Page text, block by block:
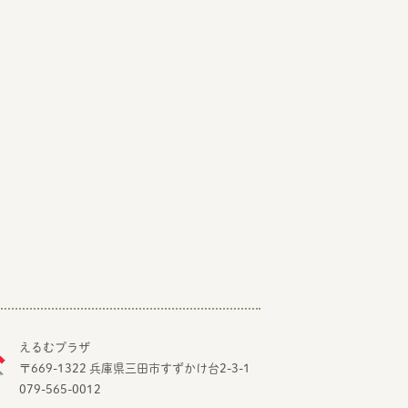
えるむプラザ
〒669-1322 兵庫県三田市すずかけ台2-3-1
079-565-0012